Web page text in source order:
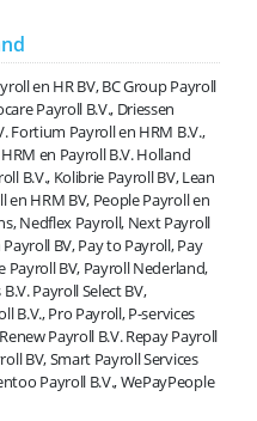
en HR BV, BC Group Payroll
Payroll B.V., Driessen
Fortium Payroll en HRM B.V.,
en Payroll B.V. Holland
B.V., Kolibrie Payroll BV, Lean
en HRM BV, People Payroll en
Nedflex Payroll, Next Payroll
BV, Pay to Payroll, Pay
Payroll BV, Payroll Nederland,
Payroll Select BV,
B.V., Pro Payroll, P-services
Payroll B.V. Repay Payroll
BV, Smart Payroll Services
Payroll B.V., WePayPeople